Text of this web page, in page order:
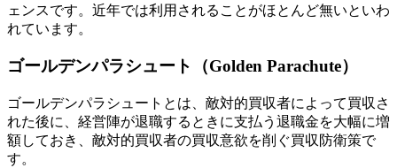
ェンスです。近年では利用されることがほとんど無いといわ
れています。
ゴールデンパラシュート（Golden Parachute）
ゴールデンパラシュートとは、敵対的買収者によって買収さ
れた後に、経営陣が退職するときに支払う退職金を大幅に増
額しておき、敵対的買収者の買収意欲を削ぐ買収防衛策で
す。